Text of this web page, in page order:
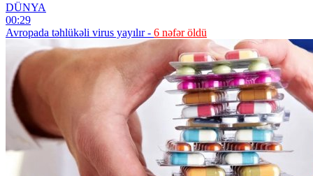
DÜNYA
00:29
Avropada təhlükəli virus yayılır - 6 nəfər öldü